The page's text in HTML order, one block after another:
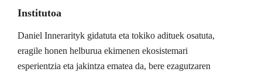
Institutoa
Daniel Innerarityk gidatuta eta tokiko adituek osatuta,
eragile honen helburua ekimenen ekosistemari
esperientzia eta jakintza ematea da, bere ezagutzaren